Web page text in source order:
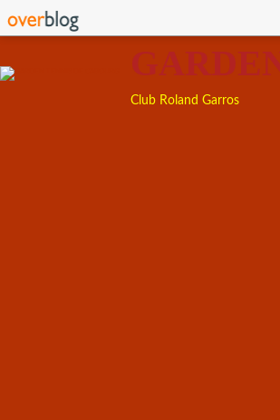
Club Roland Garros